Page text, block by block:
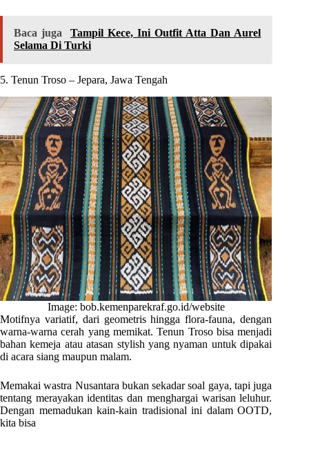
Baca juga
Tampil Kece, Ini Outfit Atta Dan Aurel
Selama Di Turki
5. Tenun Troso – Jepara, Jawa Tengah
Image: bob.kemenparekraf.go.id/website
Motifnya variatif, dari geometris hingga flora-fauna, dengan
warna-warna cerah yang memikat. Tenun Troso bisa menjadi
bahan kemeja atau atasan stylish yang nyaman untuk dipakai
di acara siang maupun malam.
Memakai wastra Nusantara bukan sekadar soal gaya, tapi juga
tentang merayakan identitas dan menghargai warisan leluhur.
Dengan memadukan kain-kain tradisional ini dalam OOTD,
kita bisa